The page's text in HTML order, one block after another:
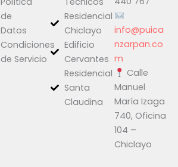
de
Datos
Condiciones
de Servicio
Residencial
Chiclayo
Edificio
Cervantes
Residencial
Santa
Claudina
info@puica
nzarpan.co
m
Calle
Manuel
María Izaga
740, Oficina
104 –
Chiclayo